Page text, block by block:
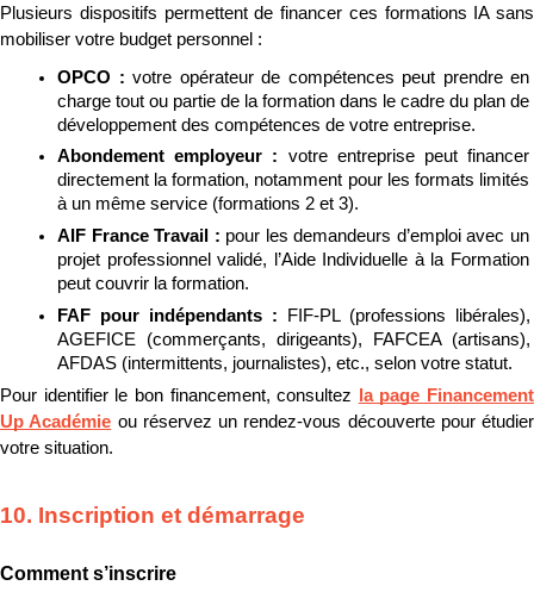
Plusieurs dispositifs permettent de financer ces formations IA sans
mobiliser votre budget personnel :
OPCO : votre opérateur de compétences peut prendre en
charge tout ou partie de la formation dans le cadre du plan de
développement des compétences de votre entreprise.
Abondement employeur : votre entreprise peut financer
directement la formation, notamment pour les formats limités
à un même service (formations 2 et 3).
AIF France Travail : pour les demandeurs d’emploi avec un
projet professionnel validé, l’Aide Individuelle à la Formation
peut couvrir la formation.
FAF pour indépendants : FIF-PL (professions libérales),
AGEFICE (commerçants, dirigeants), FAFCEA (artisans),
AFDAS (intermittents, journalistes), etc., selon votre statut.
Pour identifier le bon financement, consultez
la page Financement
Up Académie ou réservez un rendez-vous découverte pour étudier
votre situation.
10. Inscription et démarrage
Comment s’inscrire